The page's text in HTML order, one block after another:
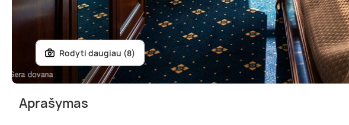
Rodyti daugiau (8)
Aprašymas